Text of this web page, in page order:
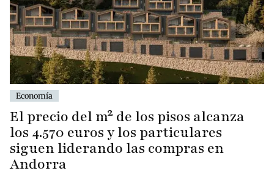
Economía
El precio del m² de los pisos alcanza
los 4.570 euros y los particulares
siguen liderando las compras en
Andorra